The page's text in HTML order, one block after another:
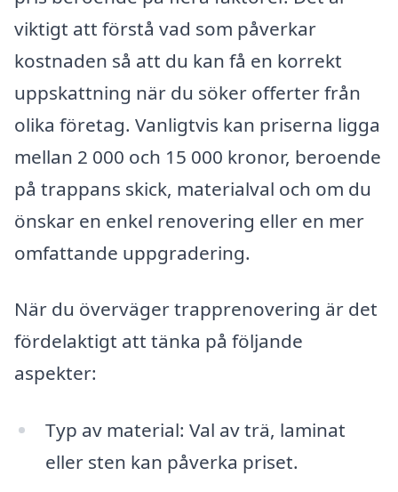
viktigt att förstå vad som påverkar
kostnaden så att du kan få en korrekt
uppskattning när du söker offerter från
olika företag. Vanligtvis kan priserna ligga
mellan 2 000 och 15 000 kronor, beroende
på trappans skick, materialval och om du
önskar en enkel renovering eller en mer
omfattande uppgradering.
När du överväger trapprenovering är det
fördelaktigt att tänka på följande
aspekter:
Typ av material: Val av trä, laminat
eller sten kan påverka priset.